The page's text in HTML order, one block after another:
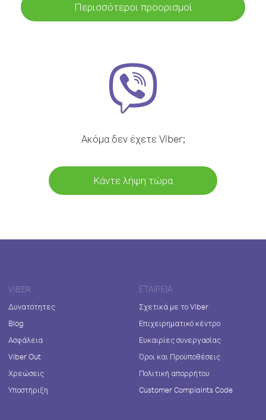
Περισσότεροι προορισμοί
Ακόμα δεν έχετε Viber;
Κάντε λήψη τώρα
VIBER
Δυνατότητες
Blog
Ασφάλεια
Viber Out
Χρεώσεις
Υποστήριξη
ΕΤΑΙΡΕΊΑ
Σχετικά με το Viber
Επιχειρηματικό κέντρο
Ευκαιρίες συνεργασίας
Όροι και Προϋποθέσεις
Πολιτική απορρήτου
Customer Complaints Code